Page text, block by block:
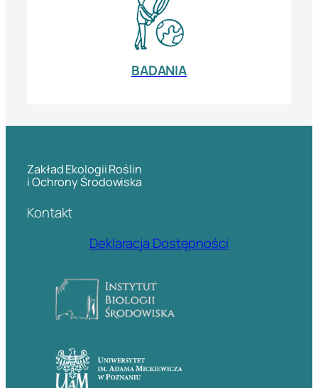
BADANIA
Zakład Ekologii Roślin
i Ochrony Środowiska
Kontakt
Deklaracja Dostępności